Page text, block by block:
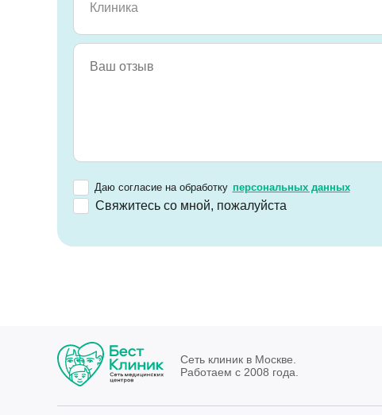
Клиника
Даю согласие на обработку персональных данных
Свяжитесь со мной, пожалуйста
Сеть клиник в Москве.
Работаем с 2008 года.